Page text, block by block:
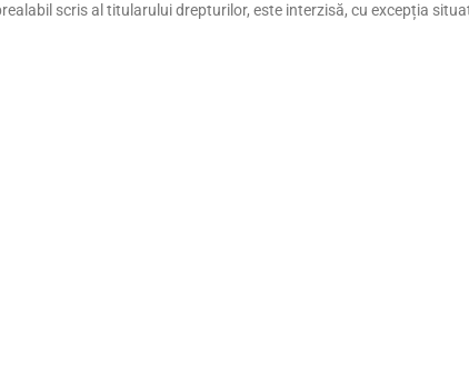
scris al titularului drepturilor, este interzisă, cu excepția